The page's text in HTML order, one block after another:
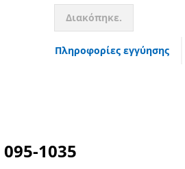
Διακόπηκε.
Πληροφορίες εγγύησης
095-1035